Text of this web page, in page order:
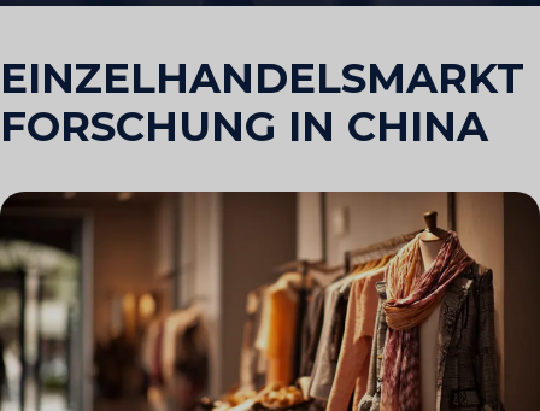
EINZELHANDELSMARKT
FORSCHUNG IN CHINA